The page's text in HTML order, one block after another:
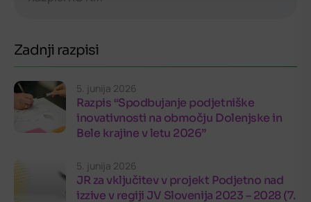
Zadnji razpisi
5. junija 2026
Razpis “Spodbujanje podjetniške
inovativnosti na območju Dolenjske in
Bele krajine v letu 2026”
5. junija 2026
JR za vključitev v projekt Podjetno nad
izzive v regiji JV Slovenija 2023 – 2028 (7.